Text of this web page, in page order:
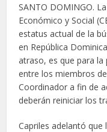
SANTO DOMINGO.
Económico y Social
estatus actual de la
en República
atraso, es que para
entre los miembros
Coordinador a fin de
deberán reiniciar los
Capriles adelantó que